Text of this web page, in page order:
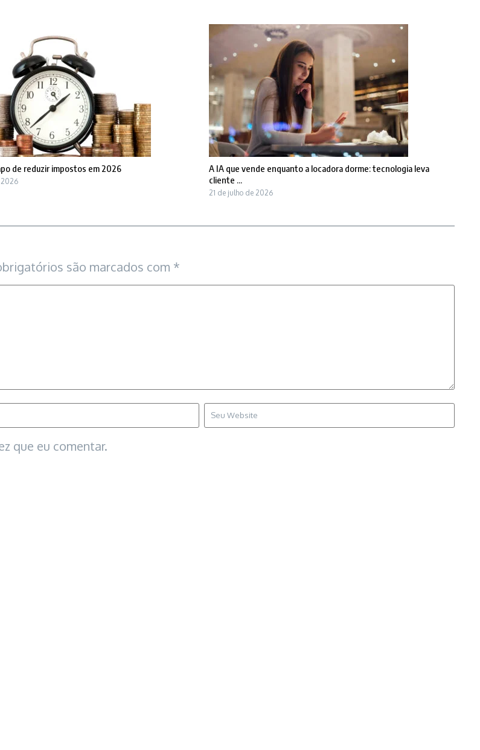
de reduzir impostos em 2026
A IA que vende enquanto a locadora dorme: tecnologia leva
cliente ...
21 de julho de 2026
são marcados com *
que eu comentar.